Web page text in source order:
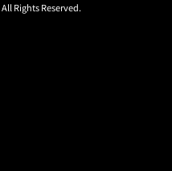
Rights Reserved.